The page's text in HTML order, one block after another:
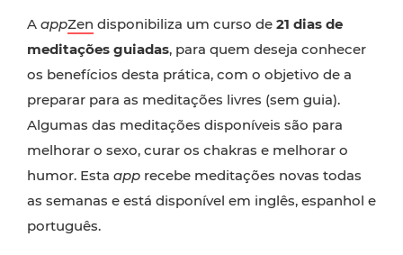
A appZen disponibiliza um curso de 21 dias de
meditações guiadas, para quem deseja conhecer
os benefícios desta prática, com o objetivo de a
preparar para as meditações livres (sem guia).
Algumas das meditações disponíveis são para
melhorar o sexo, curar os chakras e melhorar o
humor. Esta app recebe meditações novas todas
as semanas e está disponível em inglês, espanhol e
português.